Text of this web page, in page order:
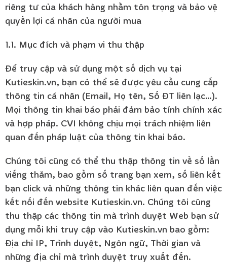
riêng tư của khách hàng nhằm tôn trọng và bảo vệ
quyền lợi cá nhân của người mua
1.1. Mục đích và phạm vi thu thập
Để truy cập và sử dụng một số dịch vụ tại
Kutieskin.vn, bạn có thể sẽ được yêu cầu cung cấp
thông tin cá nhân (Email, Họ tên, Số ĐT liên lạc…).
Mọi thông tin khai báo phải đảm bảo tính chính xác
và hợp pháp. CVI không chịu mọi trách nhiệm liên
quan đến pháp luật của thông tin khai báo.
Chúng tôi cũng có thể thu thập thông tin về số lần
viếng thăm, bao gồm số trang bạn xem, số liên kết
bạn click và những thông tin khác liên quan đến việc
kết nối đến website Kutieskin.vn. Chúng tôi cũng
thu thập các thông tin mà trình duyệt Web bạn sử
dụng mỗi khi truy cập vào Kutieskin.vn bao gồm:
Địa chỉ IP, Trình duyệt, Ngôn ngữ, Thời gian và
những địa chỉ mà trình duyệt truy xuất đến.